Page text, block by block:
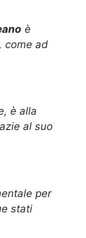
è
come ad
è alla
al suo
per
stati